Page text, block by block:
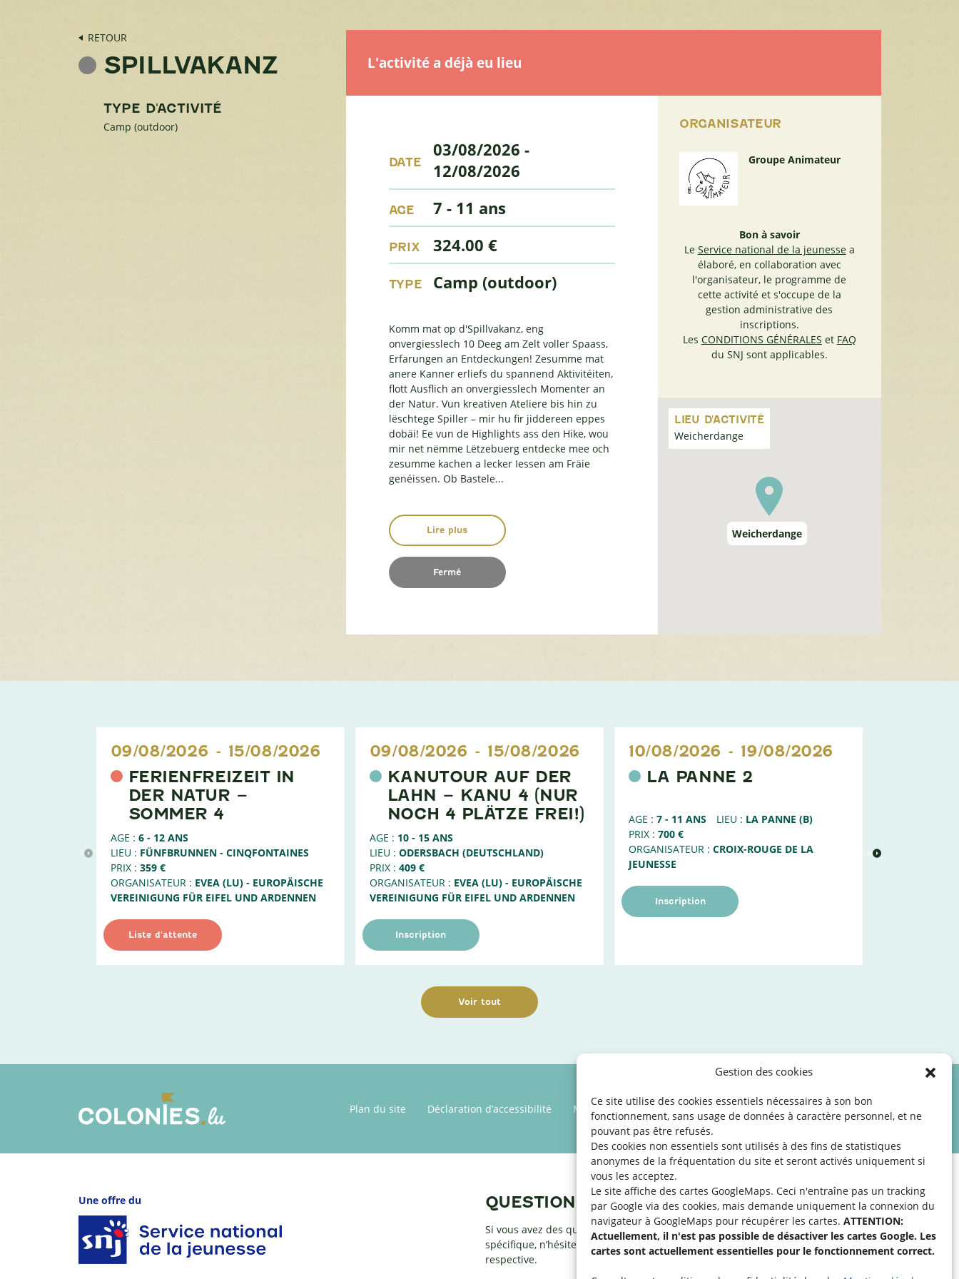
Gestion des cookies
Ce site utilise des cookies essentiels nécessaires à son bon
fonctionnement, sans usage de données à caractère personnel, et ne
pouvant pas être refusés.
Des cookies non essentiels sont utilisés à des fins de statistiques
anonymes de la fréquentation du site et seront activés uniquement si
vous les acceptez.
Le site affiche des cartes GoogleMaps. Ceci n'entraîne pas un tracking
par Google via des cookies, mais demande uniquement la connexion du
navigateur à GoogleMaps pour récupérer les cartes. ATTENTION:
Actuellement, il n'est pas possible de désactiver les cartes Google. Les
cartes sont actuellement essentielles pour le fonctionnement correct.
RETOUR
SPILLVAKANZ
TYPE D'ACTIVITÉ
Camp (outdoor)
L'activité a déjà eu lieu
DATE
03/08/2026 -
12/08/2026
AGE 7 - 11 ans
PRIX 324.00 €
TYPE Camp (outdoor)
Komm mat op d'Spillvakanz, eng
onvergiesslech 10 Deeg am Zelt voller Spaass,
Erfarungen an Entdeckungen! Zesumme mat
anere Kanner erliefs du spannend Aktivitéiten,
flott Ausflich an onvergiesslech Momenter an
der Natur. Vun kreativen Ateliere bis hin zu
lëschtege Spiller – mir hu fir jiddereen eppes
dobäi! Ee vun de Highlights ass den Hike, wou
mir net nëmme Lëtzebuerg entdecke mee och
zesumme kachen a lecker Iessen am Fräie
genéissen. Ob Bastele...
Lire plus
Fermé
ORGANISATEUR
Groupe Animateur
Bon à savoir
Le Service national de la jeunessea
élaboré, en collaboration avec
l'organisateur, le programme de
cette activité et s'occupe de la
gestion administrative des
inscriptions.
Les CONDITIONS GÉNÉRALES et FAQ
du SNJ sont applicables.
LIEU D'ACTIVITÉ
Weicherdange
Passer
carte
Weicherdange
FERIENFREIZEIT IN
DER NATUR –
SOMMER 4
09/08/2026 - 15/08/2026
AGE : 6 - 12 ANS
LIEU : FÜNFBRUNNEN - CINQFONTAINES
PRIX : 359 €
ORGANISATEUR : EVEA (LU) - EUROPÄISCHE
VEREINIGUNG FÜR EIFEL UND ARDENNEN
Liste d'attente
KANUTOUR AUF DER
LAHN – KANU 4 (NUR
NOCH 4 PLÄTZE FREI!)
09/08/2026 - 15/08/2026
AGE : 10 - 15 ANS
LIEU : ODERSBACH (DEUTSCHLAND)
PRIX : 409 €
ORGANISATEUR : EVEA (LU) - EUROPÄISCHE
VEREINIGUNG FÜR EIFEL UND ARDENNEN
Inscription
LA PANNE 2
10/08/2026 - 19/08/2026
AGE : 7 - 11 ANS LIEU : LA PANNE (B)
PRIX : 700 €
ORGANISATEUR : CROIX-ROUGE DE LA
JEUNESSE
Inscription
Voir tout
Plan du site Déclaration d’accessibilité Mentions légales ©2026 SNJ
Une offre du QUESTIONS ?
Si vous avez des questions par rapport à une activité
spécifique, n’hésitez pas à contacter l’organisation
respective.